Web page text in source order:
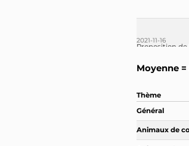
2021-11-16
Proposition de
2021-04-16
Ces députés
Moyenne
Thème
Général
Animaux de